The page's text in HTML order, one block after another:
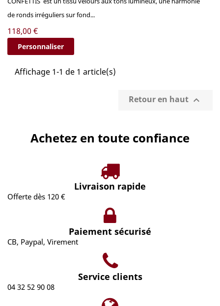
de ronds irréguliers sur fond...
Prix
118,00 €
Personnaliser
Affichage 1-1 de 1 article(s)
Retour en haut 
Achetez en toute confiance
Livraison rapide
Offerte dès 120 €
Paiement sécurisé
CB, Paypal, Virement
Service clients
04 32 52 90 08